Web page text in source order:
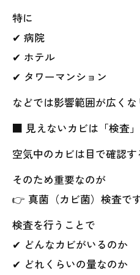
特に
✔ 病院
✔ ホテル
✔ タワーマンション
などでは影響範囲が広くな
■ 見えないカビは「検査
空気中のカビは目で確認す
そのため重要なのが
👉 真菌（カビ菌）検査で
検査を行うことで
✔ どんなカビがいるのか
✔ どれくらいの量なのか